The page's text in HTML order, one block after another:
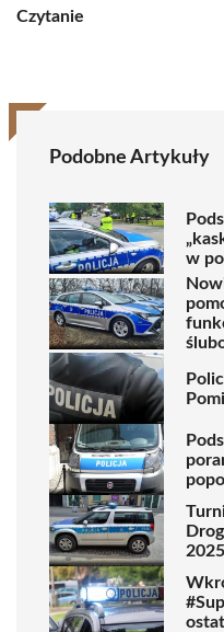
Czytanie
Podobne Artykuły
w